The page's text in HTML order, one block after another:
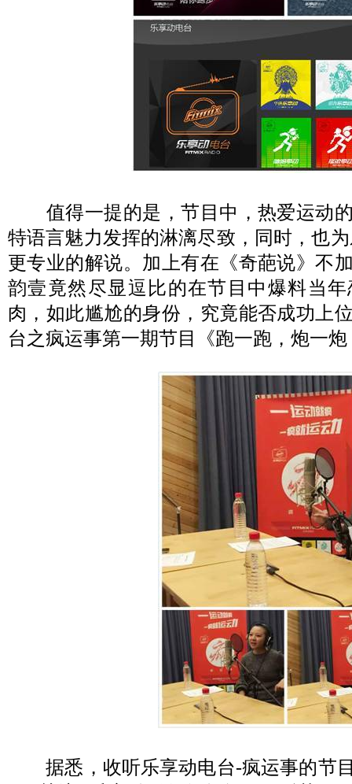
值得一提的是，节目中，热爱运动的
特语言魅力发挥的淋漓尽致，同时，也
更专业的解说。加上有在《奇葩说》不
韵壹竟然尽显逗比的在节目中爆料当
肉，如此尴尬的身份，究竟能否成功上
台之疯运事第一期节目《跑一跑，炮一
据悉，收听乐享动电台-疯运事的节